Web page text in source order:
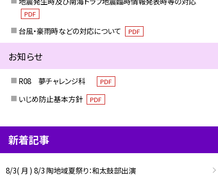
PDF
台風・豪雨時などの対応について PDF
お知らせ
R08 夢チャレンジ科 PDF
いじめ防止基本方針 PDF
新着記事
8/3( 月 ) 8/3 陶地域夏祭り：和太鼓部出演